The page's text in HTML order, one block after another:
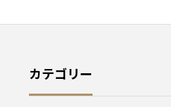
カテゴリー